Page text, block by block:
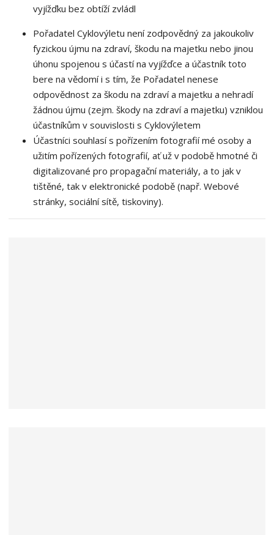
vyjížďku bez obtíží zvládl
Pořadatel Cyklovýletu není zodpovědný za jakoukoliv
fyzickou újmu na zdraví, škodu na majetku nebo jinou
úhonu spojenou s účastí na vyjížďce a účastník toto
bere na vědomí i s tím, že Pořadatel nenese
odpovědnost za škodu na zdraví a majetku a nehradí
žádnou újmu (zejm. škody na zdraví a majetku) vzniklou
účastníkům v souvislosti s Cyklovýletem
Účastníci souhlasí s pořízením fotografií mé osoby a
užitím pořízených fotografií, ať už v podobě hmotné či
digitalizované pro propagační materiály, a to jak v
tištěné, tak v elektronické podobě (např. Webové
stránky, sociální sítě, tiskoviny).